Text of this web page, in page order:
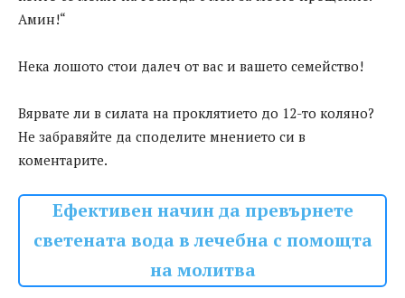
Амин!“
Нека лошото стои далеч от вас и вашето семейство!
Вярвате ли в силата на проклятието до 12-то коляно?
Не забравяйте да споделите мнението си в
коментарите.
Ефективен начин да превърнете
светената вода в лечебна с помощта
на молитва